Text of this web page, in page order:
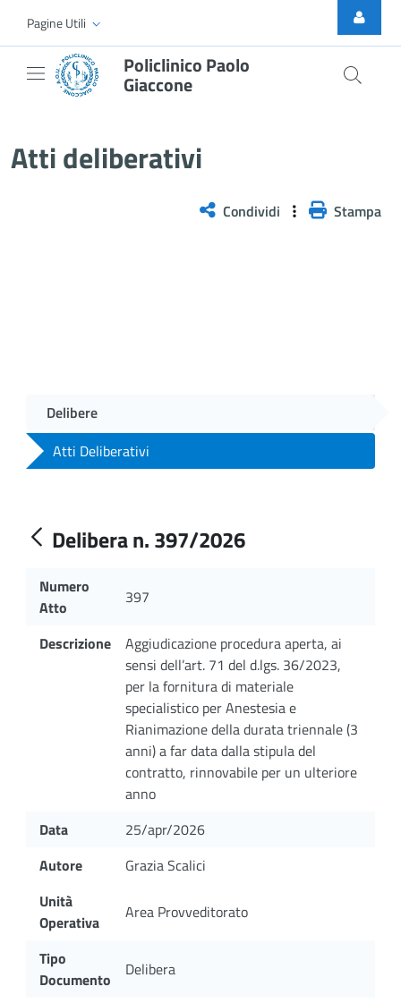
Skip to Main Content
Pagine Utili
Policlinico Paolo
Giaccone
Atti deliberativi
Condividi Stampa
Delibere
Atti Deliberativi
Delibera n. 397/2026
Numero
Atto
397
Descrizione
Aggiudicazione procedura aperta, ai
sensi dell’art. 71 del d.lgs. 36/2023,
per la fornitura di materiale
specialistico per Anestesia e
Rianimazione della durata triennale (3
anni) a far data dalla stipula del
contratto, rinnovabile per un ulteriore
anno
Data
25/apr/2026
Autore
Grazia Scalici
Unità
Operativa
Area Provveditorato
Tipo
Documento
Delibera